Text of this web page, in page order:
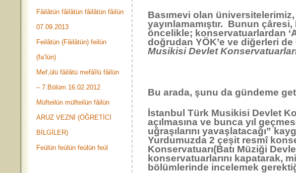
Fâilâtün fâilâtün fâilâtün fâilün
07.09.2013
Feilâtün (Fâilâtün) feilün
(fa’lün)
Mef,ùlü fâilâtü mefâîlü fâilün
– 7.Bölüm 16.02.2012
Müfteilün müfteilün fâilün
ARUZ VEZNİ (ÖĞRETİCİ
BİLGİLER)
Feùlün feùlün feùlün feùl
Basımevi olan üniversitelerimiz,
yayınlamamıştır. Bunun
öncelikle; konservatuarlardan
doğrudan YÖK’e ve diğerleri
Musikisi Devlet
Bu arada, şunu da gündeme
İstanbul Türk Musikisi Devlet
açılmasına ve bunca yıl
uğraşılarını yavaşlatacağı”
Yurdumuzda 2 çeşit resmî
Konservatuarı(Batı Müziği
konservatuarlarını kapatarak,
bölümlerinde incelemek